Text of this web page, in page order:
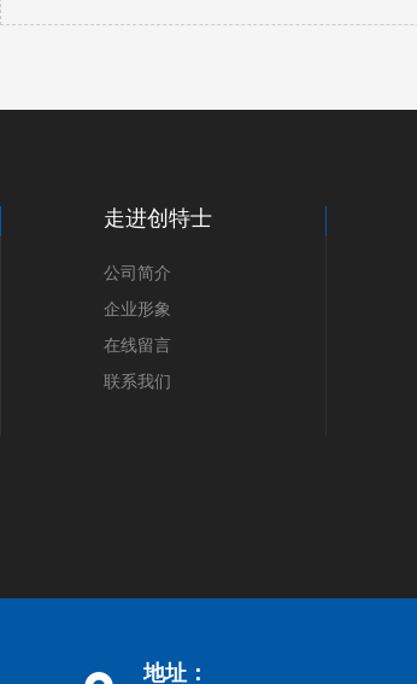
走进创特士
公司简介
企业形象
在线留言
联系我们
地址：